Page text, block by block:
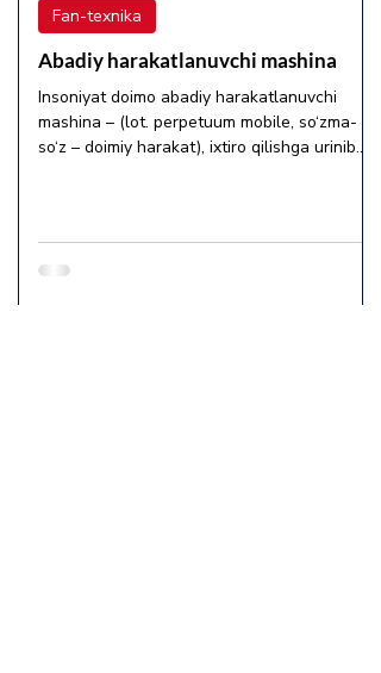
Abadiy harakatlanuvchi mashina
Insoniyat doimo abadiy harakatlanuvchi
mashina – (lot. perpetuum mobile, so‘zma-
so‘z – doimiy harakat), ixtiro qilishga urinib
Fan-texnika